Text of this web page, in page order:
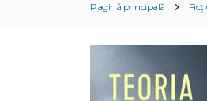
Pagină principală